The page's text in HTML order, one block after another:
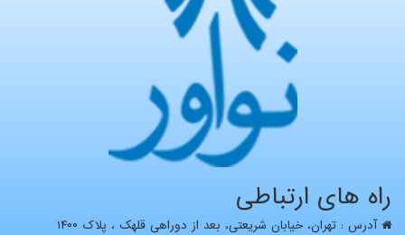
راه های ارتباطی
آدرس : تهران، خيابان شریعتی، بعد از دوراهی قلهک ، پلاک ۱۴۰۰